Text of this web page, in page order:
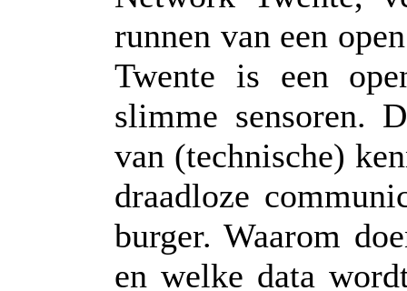
runnen van een
Twente is een
slimme sensoren.
van (technische)
draadloze
burger. Waarom
en welke data